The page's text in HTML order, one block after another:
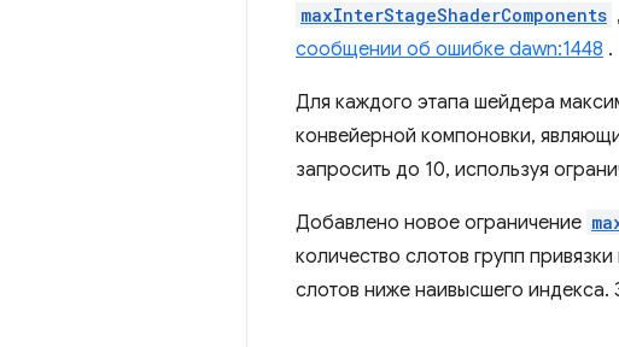
maxInterStageShaderComponents
сообщении об ошибке dawn:1448 .
Для каждого этапа шейдера
конвейерной компоновки,
запросить до 10, используя
Добавлено новое ограничение
количество слотов групп
слотов ниже наивысшего